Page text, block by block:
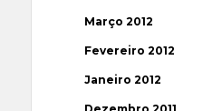
Março 2012
Fevereiro 2012
Janeiro 2012